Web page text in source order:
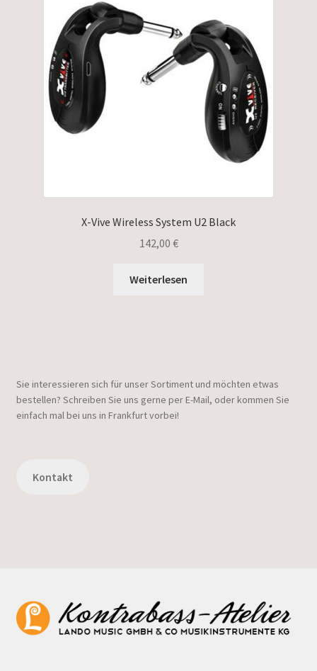
X-Vive Wireless System U2 Black
142,00 €
Weiterlesen
Sie interessieren sich für unser Sortiment und möchten etwas
bestellen? Schreiben Sie uns gerne per E-Mail, oder kommen Sie
einfach mal bei uns in Frankfurt vorbei!
Kontakt